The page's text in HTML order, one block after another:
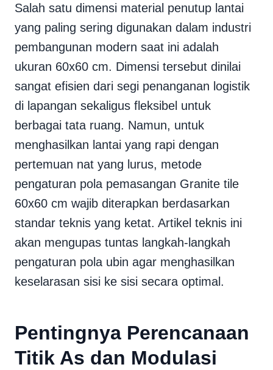
Salah satu dimensi material penutup lantai
yang paling sering digunakan dalam industri
pembangunan modern saat ini adalah
ukuran 60x60 cm. Dimensi tersebut dinilai
sangat efisien dari segi penanganan logistik
di lapangan sekaligus fleksibel untuk
berbagai tata ruang. Namun, untuk
menghasilkan lantai yang rapi dengan
pertemuan nat yang lurus, metode
pengaturan pola pemasangan Granite tile
60x60 cm wajib diterapkan berdasarkan
standar teknis yang ketat. Artikel teknis ini
akan mengupas tuntas langkah-langkah
pengaturan pola ubin agar menghasilkan
keselarasan sisi ke sisi secara optimal.
Pentingnya Perencanaan
Titik As dan Modulasi